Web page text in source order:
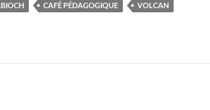
CAFÉ PÉDAGOGIQUE
VOLCAN